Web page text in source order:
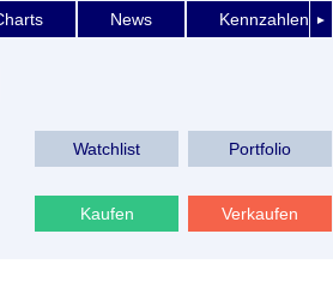
►
News Kennzahlen
Watchlist Portfolio
Kaufen Verkaufen